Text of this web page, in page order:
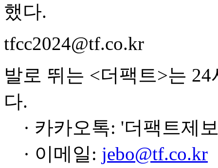
했다.
tfcc2024@tf.co.kr
발로 뛰는 <더팩트>는
다.
· 카카오톡: '더팩트제
· 이메일: jebo@tf.co.kr